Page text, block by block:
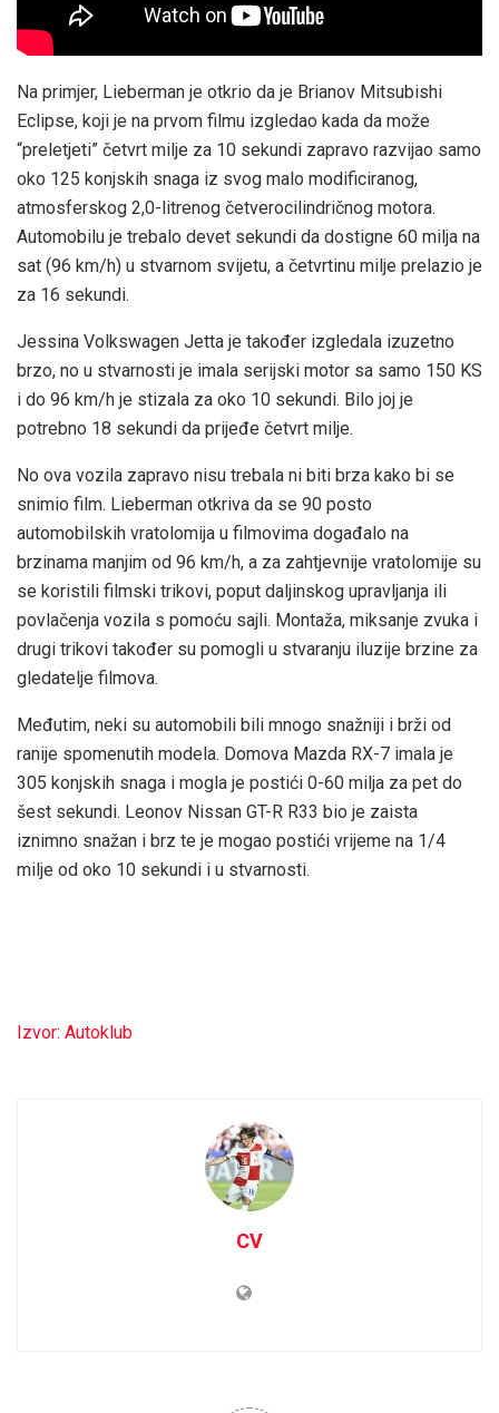
Na primjer, Lieberman je otkrio da je Brianov Mitsubishi
Eclipse, koji je na prvom filmu izgledao kada da može
“preletjeti” četvrt milje za 10 sekundi zapravo razvijao samo
oko 125 konjskih snaga iz svog malo modificiranog,
atmosferskog 2,0-litrenog četverocilindričnog motora.
Automobilu je trebalo devet sekundi da dostigne 60 milja na
sat (96 km/h) u stvarnom svijetu, a četvrtinu milje prelazio je
za 16 sekundi.
Jessina Volkswagen Jetta je također izgledala izuzetno
brzo, no u stvarnosti je imala serijski motor sa samo 150 KS
i do 96 km/h je stizala za oko 10 sekundi. Bilo joj je
potrebno 18 sekundi da prijeđe četvrt milje.
No ova vozila zapravo nisu trebala ni biti brza kako bi se
snimio film. Lieberman otkriva da se 90 posto
automobilskih vratolomija u filmovima događalo na
brzinama manjim od 96 km/h, a za zahtjevnije vratolomije su
se koristili filmski trikovi, poput daljinskog upravljanja ili
povlačenja vozila s pomoću sajli. Montaža, miksanje zvuka i
drugi trikovi također su pomogli u stvaranju iluzije brzine za
gledatelje filmova.
Međutim, neki su automobili bili mnogo snažniji i brži od
ranije spomenutih modela. Domova Mazda RX-7 imala je
305 konjskih snaga i mogla je postići 0-60 milja za pet do
šest sekundi. Leonov Nissan GT-R R33 bio je zaista
iznimno snažan i brz te je mogao postići vrijeme na 1/4
milje od oko 10 sekundi i u stvarnosti.
Izvor: Autoklub
CV